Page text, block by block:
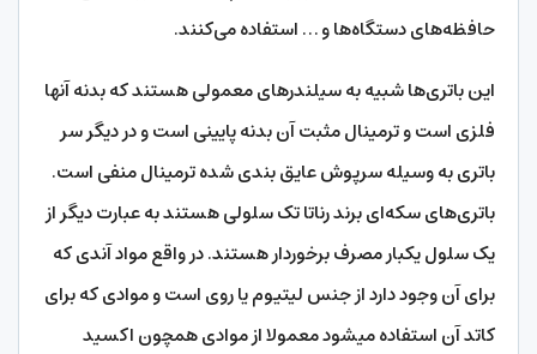
حافظه‌های دستگاه‌ها و … استفاده می‌کنند.
این باتری‌ها شبیه به سیلندرهای معمولی هستند که بدنه آن‎ها
فلزی است و ترمینال مثبت آن بدنه پایینی است و در دیگر سر
باتری به وسیله سرپوش عایق بندی شده ترمینال منفی است.
باتری‌های سکه‌ای برند رناتا تک سلولی هستند به عبارت دیگر از
یک سلول یکبار مصرف برخوردار هستند. در واقع مواد آندی که
برای آن وجود دارد از جنس لیتیوم یا روی است و موادی که برای
کاتد آن استفاده می‎شود معمولا از موادی همچون اکسید